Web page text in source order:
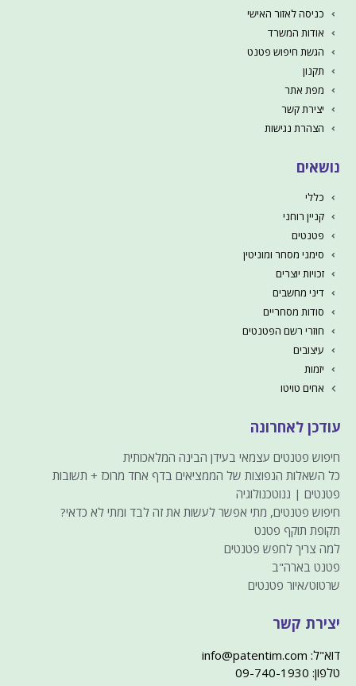
כניסה לאזור האישי
אודות המשרד
הגשת חיפוש פטנט
תקנון
מפת אתר
יצירת קשר
הצהרת נגישות
נושאים
כללי
קניין רוחני
פטנטים
סימני מסחר ומוניטין
זכויות יוצרים
דיני מחשבים
סודות מסחריים
חוזרי רשם הפטנטים
עיצובים
יזמות
אחים טויטו
עודכן לאחרונה
חיפוש פטנטים עצמאי בעידן הבינה המלאכותית
כל השאלות הנפוצות של הממציאים בדף אחד מרוכז + תשובות
פטנטים | ננוטכנולוגיה
חיפוש פטנטים, מתי אפשר לעשות את זה לבד ומתי לא כדאי?
תקופת תוקף פטנט
למה צריך לחפש פטנטים
פטנט בארה"ב
שרטוט/איור פטנטים
יצירת קשר
דוא"ל: info@patentim.com
טלפון: 09-740-1930